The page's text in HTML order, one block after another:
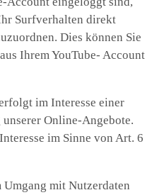
Surfverhalten direkt
Dies können Sie
Ihrem YouTube- Account
im Interesse einer
Online-Angebote.
im Sinne von Art. 6
mit Nutzerdaten